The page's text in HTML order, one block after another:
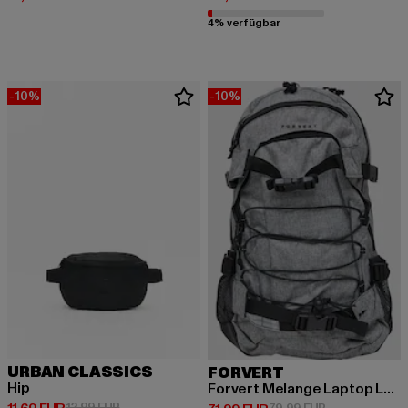
4% verfügbar
-10%
URBAN CLASSICS
Hip
-10%
FORVERT
Forvert Melange Laptop Louis Backpack